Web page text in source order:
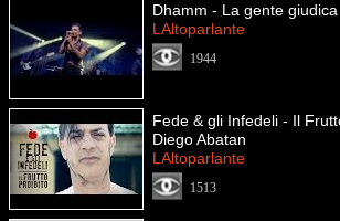
Dhamm - La gente giudica
LAltoparlante
1944
Fede & gli Infedeli - Il
Diego Abatan
LAltoparlante
1513